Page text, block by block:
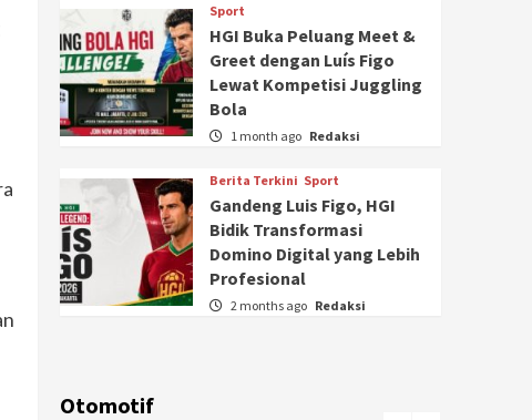
Sport
HGI Buka Peluang Meet &
Greet dengan Luís Figo
Lewat Kompetisi Juggling
Bola
1 month ago Redaksi
Berita Terkini Sport
Gandeng Luis Figo, HGI
Bidik Transformasi
Domino Digital yang Lebih
Profesional
2 months ago Redaksi
Otomotif